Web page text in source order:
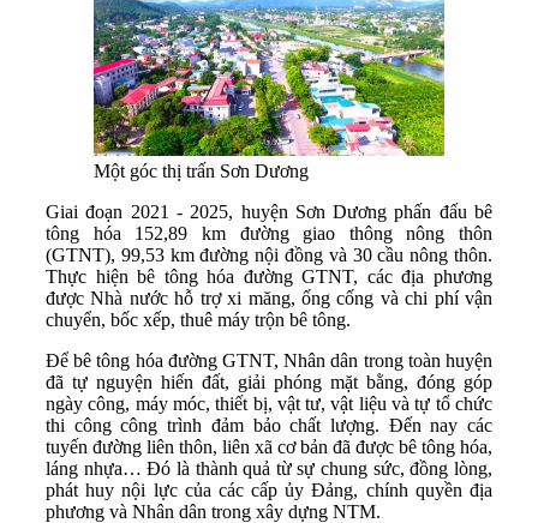
Một góc thị trấn Sơn Dương
Giai đoạn 2021 - 2025, huyện Sơn Dương phấn đấu bê
tông hóa 152,89 km đường giao thông nông thôn
(GTNT), 99,53 km đường nội đồng và 30 cầu nông thôn.
Thực hiện bê tông hóa đường GTNT, các địa phương
được Nhà nước hỗ trợ xi măng, ống cống và chi phí vận
chuyển, bốc xếp, thuê máy trộn bê tông.
Để bê tông hóa đường GTNT, Nhân dân trong toàn huyện
đã tự nguyện hiến đất, giải phóng mặt bằng, đóng góp
ngày công, máy móc, thiết bị, vật tư, vật liệu và tự tổ chức
thi công công trình đảm bảo chất lượng. Đến nay các
tuyến đường liên thôn, liên xã cơ bản đã được bê tông hóa,
láng nhựa… Đó là thành quả từ sự chung sức, đồng lòng,
phát huy nội lực của các cấp ủy Đảng, chính quyền địa
phương và Nhân dân trong xây dựng NTM.